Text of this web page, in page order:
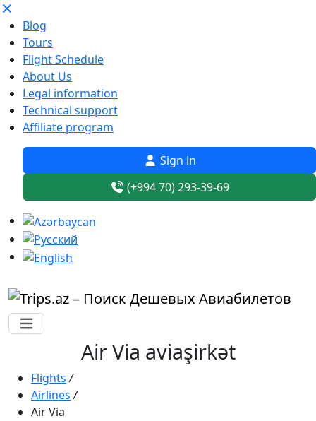
Blog
Tours
Flight Schedule
About Us
Legal information
Technical support
Affiliate program
Sign in
(+994 70) 293-39-69
Air Via aviaşirkət
Flights /
Airlines /
Air Via